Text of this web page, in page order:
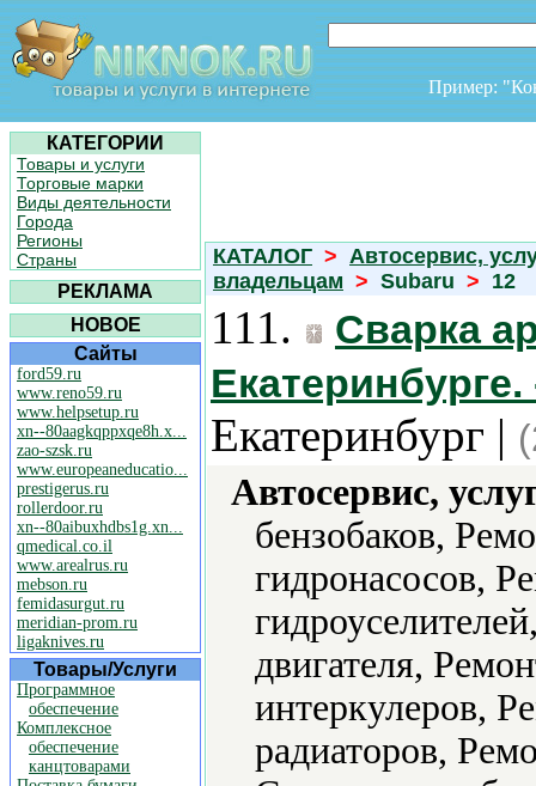
Пример:
КАТЕГОРИИ
Товары и услуги
Торговые марки
Виды деятельности
Города
Регионы
Страны
РЕКЛАМА
НОВОЕ
Сайты
ford59.ru
www.reno59.ru
www.helpsetup.ru
xn--80aagkqppxqe8h.x...
zao-szsk.ru
www.europeaneducatio...
prestigerus.ru
rollerdoor.ru
xn--80aibuxhdbs1g.xn...
qmedical.co.il
www.arealrus.ru
mebson.ru
femidasurgut.ru
meridian-prom.ru
ligaknives.ru
Товары/Услуги
Программное
обеспечение
Комплексное
обеспечение
канцтоварами
КАТАЛОГ > Автосервис,
владельцам > Subaru > 12
111.
Сварка
Екатеринбург |
Автосервис,
бензобаков,
гидронасосов,
двигателя,
интеркулеров,
радиаторов,